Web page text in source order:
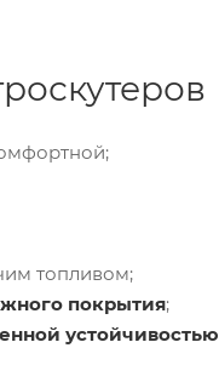
топливом;
покрытия;
устойчивостью